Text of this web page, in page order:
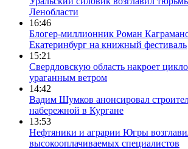
Ленобласти
16:46
Блогер-миллионник Роман
Екатеринбург на книжный фестиваль
15:21
Свердловскую область накроет
ураганным ветром
14:42
Вадим Шумков анонсировал
набережной в Кургане
13:53
Нефтяники и аграрии Югры
высокооплачиваемых специалистов